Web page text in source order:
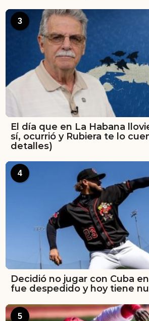
3
El día que en La Habana
sí, ocurrió y Rubiera te lo
detalles)
4
Decidió no jugar con Cuba
fue despedido y hoy tiene
5